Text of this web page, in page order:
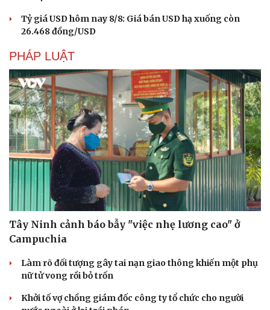
Tỷ giá USD hôm nay 8/8: Giá bán USD hạ xuống còn
26.468 đồng/USD
PHÁP LUẬT
Tây Ninh cảnh báo bẫy "việc nhẹ lương cao" ở
Campuchia
Làm rõ đối tượng gây tai nạn giao thông khiến một phụ
nữ tử vong rồi bỏ trốn
Khởi tố vợ chồng giám đốc công ty tổ chức cho người